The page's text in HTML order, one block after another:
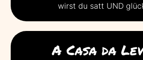
wirst du satt UND
A Casa da